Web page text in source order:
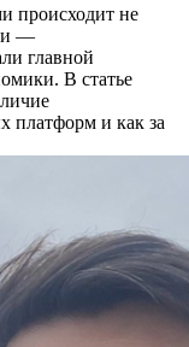
происходит не
—
главной
В статье
платформ и как за